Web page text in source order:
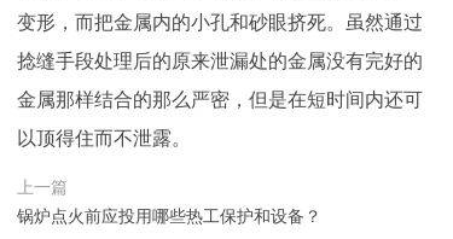
变形，而把金属内的小孔和砂眼挤死。虽然通过
捻缝手段处理后的原来泄漏处的金属没有完好的
金属那样结合的那么严密，但是在短时间内还可
以顶得住而不泄露。
上一篇
锅炉点火前应投用哪些热工保护和设备？